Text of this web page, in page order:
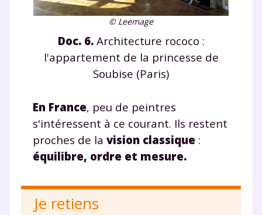
© Leemage
Doc. 6.Architecture rococo :
l'appartement de la princesse de
Soubise (Paris)
En France, peu de peintres
s'intéressent à ce courant. Ils restent
proches de la vision classique :
équilibre, ordre et mesure.
Je retiens